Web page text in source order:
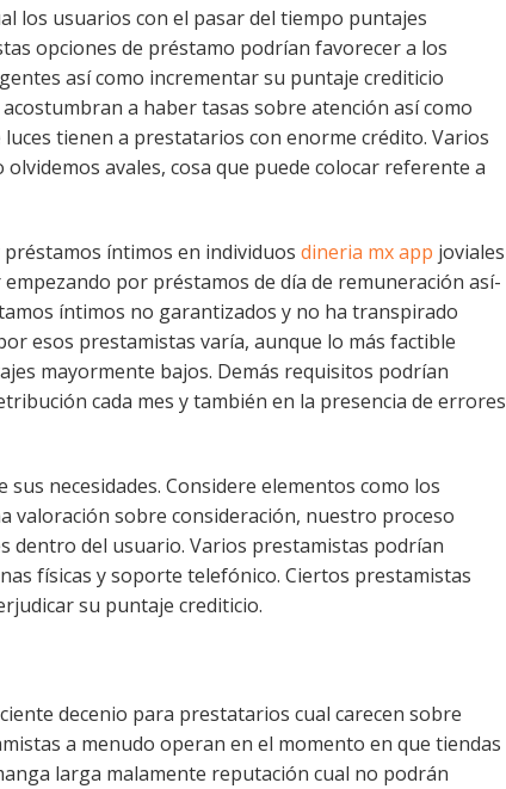
los usuarios con el pasar del tiempo puntajes
opciones de préstamo podrían favorecer a los
así­ como incrementar su puntaje crediticio
a haber tasas sobre atención así­ como
tienen a prestatarios con enorme crédito. Varios
avales, cosa que puede colocar referente a
íntimos en individuos dineria mx app joviales
por préstamos de día de remuneración así­
íntimos no garantizados y no ha transpirado
esos prestamistas varía, aunque lo más factible
mayormente bajos. Demás requisitos podrían
cada mes y también en la presencia de errores
necesidades. Considere elementos como los
valoración sobre consideración, nuestro proceso
dentro del usuario. Varios prestamistas podrían
físicas y soporte telefónico. Ciertos prestamistas
su puntaje crediticio.
decenio para prestatarios cual carecen sobre
a menudo operan en el momento en que tiendas
larga malamente reputación cual no podrán